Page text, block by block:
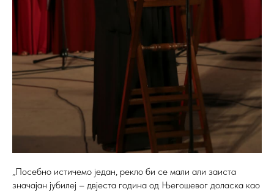
„Посебно истичемо један, рекло би се мали али заиста
значајан јубилеј – двјеста година од Његошевог доласка као